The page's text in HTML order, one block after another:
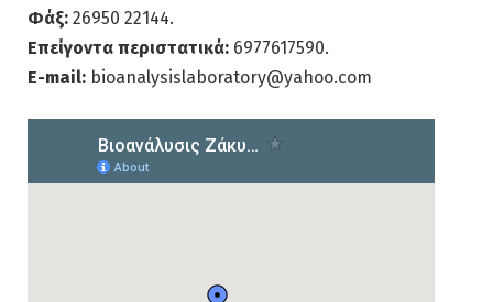
Φάξ: 26950 22144.
Επείγοντα περιστατικά: 6977617590.
E-mail: bioanalysislaboratory@yahoo.com